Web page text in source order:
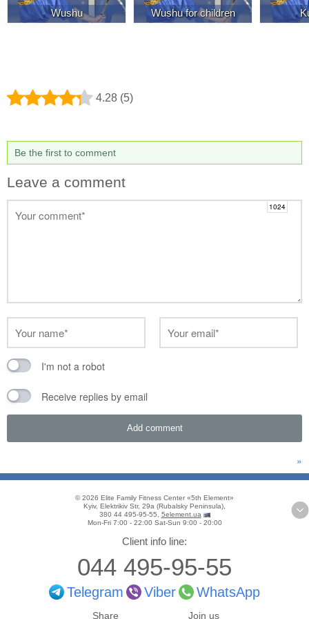
Wushu Wushu for children
4.28 (5)
Be the first to comment
Leave a comment
I'm not a robot
Receive replies by email
»
© 2026 Elite Family Fitness Center «5th Element»
Kyiv, Elektrikiv Str, 29a (Rubalsky Peninsula),
380 44 495-95-55
5element.ua
Mon-Fri 7:00 - 22:00 Sat-Sun 9:00 - 20:00
Client info line:
044 495-95-55
Telegram Viber WhatsApp
Share Join us